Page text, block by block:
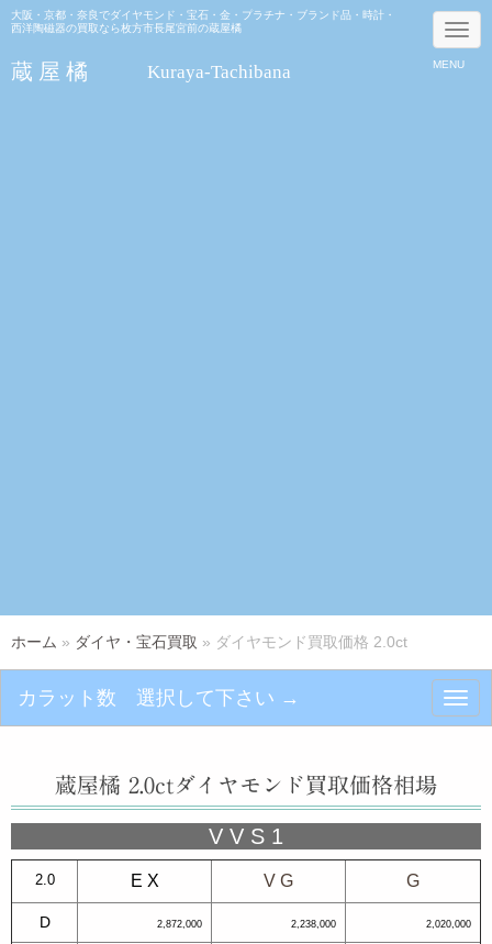
大阪・京都・奈良でダイヤモンド・宝石・金・プラチナ・ブランド品・時計・
西洋陶磁器の買取なら枚方市長尾宮前の蔵屋橘
蔵 屋 橘 Kuraya-Tachibana
N
a
v
MENU
ホーム » ダイヤ・宝石買取 » ダイヤモンド買取価格 2.0ct
N
a
v
t
i
n
カラット数 選択して下さい →
蔵屋橘 2.0ctダイヤモンド買取価格相場
V V S 1
2.0 E X V G G
D 2,872,000 2,238,000 2,020,000